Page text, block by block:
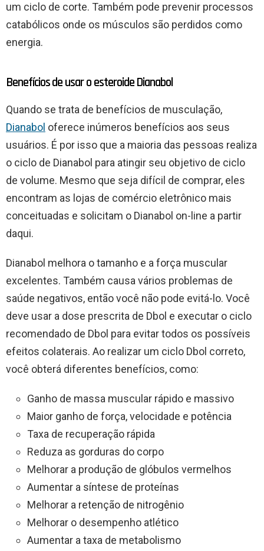
um ciclo de corte. Também pode prevenir processos
catabólicos onde os músculos são perdidos como
energia.
Benefícios de usar o esteroide Dianabol
Quando se trata de benefícios de musculação,
Dianabol oferece inúmeros benefícios aos seus
usuários. É por isso que a maioria das pessoas realiza
o ciclo de Dianabol para atingir seu objetivo de ciclo
de volume. Mesmo que seja difícil de comprar, eles
encontram as lojas de comércio eletrônico mais
conceituadas e solicitam o Dianabol on-line a partir
daqui.
Dianabol melhora o tamanho e a força muscular
excelentes. Também causa vários problemas de
saúde negativos, então você não pode evitá-lo. Você
deve usar a dose prescrita de Dbol e executar o ciclo
recomendado de Dbol para evitar todos os possíveis
efeitos colaterais. Ao realizar um ciclo Dbol correto,
você obterá diferentes benefícios, como:
Ganho de massa muscular rápido e massivo
Maior ganho de força, velocidade e potência
Taxa de recuperação rápida
Reduza as gorduras do corpo
Melhorar a produção de glóbulos vermelhos
Aumentar a síntese de proteínas
Melhorar a retenção de nitrogênio
Melhorar o desempenho atlético
Aumentar a taxa de metabolismo